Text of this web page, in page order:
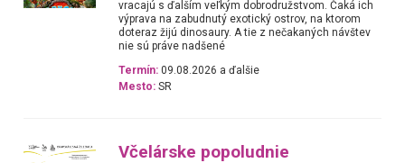
vracajú s ďalším veľkým dobrodružstvom. Čaká ich
výprava na zabudnutý exotický ostrov, na ktorom
doteraz žijú dinosaury. A tie z nečakaných návštev
nie sú práve nadšené
Termín: 09.08.2026 a ďalšie
Mesto: SR
Včelárske popoludnie